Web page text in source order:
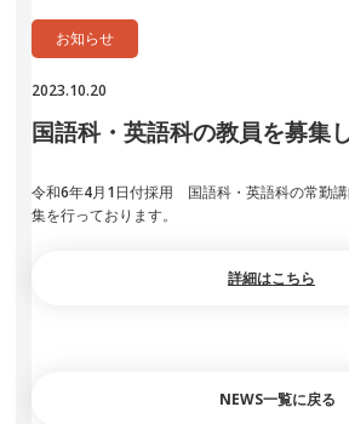
お知らせ
2023.10.20
国語科・英語科の教員を募集
令和6年4月1日付採用 国語科・英語科の常勤
集を行っております。
詳細はこちら
NEWS一覧に戻る